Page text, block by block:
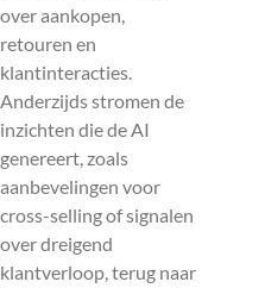
over aankopen,
retouren en
klantinteracties.
Anderzijds stromen de
inzichten die de AI
genereert, zoals
aanbevelingen voor
cross-selling of signalen
over dreigend
klantverloop, terug naar